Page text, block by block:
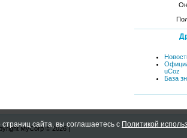
uCoz
База
MyCorp © 2026|
сайта, вы соглашаетесь с Политикой